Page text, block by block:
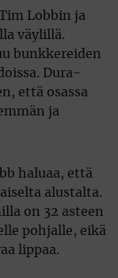
Lobbin ja
väylillä.
bunkkereiden
Dura-
että osassa
ja
haluaa, että
alustalta.
on 32 asteen
pohjalle, eikä
lippaa.